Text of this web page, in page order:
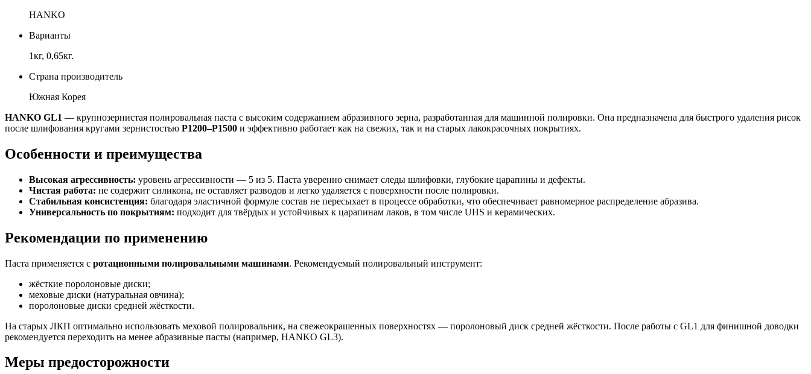
HANKO
Варианты
1кг, 0,65кг.
Страна производитель
Южная Корея
HANKO GL1 — крупнозернистая полировальная паста с высоким содержанием абразивного зерна, разработанная для машинной полировки. Она предназначена для быстрого удаления рисок
после шлифования кругами зернистостью P1200–P1500 и эффективно работает как на свежих, так и на старых лакокрасочных покрытиях.
Особенности и преимущества
Высокая агрессивность: уровень агрессивности — 5 из 5. Паста уверенно снимает следы шлифовки, глубокие царапины и дефекты.
Чистая работа: не содержит силикона, не оставляет разводов и легко удаляется с поверхности после полировки.
Стабильная консистенция: благодаря эластичной формуле состав не пересыхает в процессе обработки, что обеспечивает равномерное распределение абразива.
Универсальность по покрытиям: подходит для твёрдых и устойчивых к царапинам лаков, в том числе UHS и керамических.
Рекомендации по применению
Паста применяется с ротационными полировальными машинами. Рекомендуемый полировальный инструмент:
жёсткие поролоновые диски;
меховые диски (натуральная овчина);
поролоновые диски средней жёсткости.
На старых ЛКП оптимально использовать меховой полировальник, на свежеокрашенных поверхностях — поролоновый диск средней жёсткости. После работы с GL1 для финишной доводки
рекомендуется переходить на менее абразивные пасты (например, HANKO GL3).
Меры предосторожности